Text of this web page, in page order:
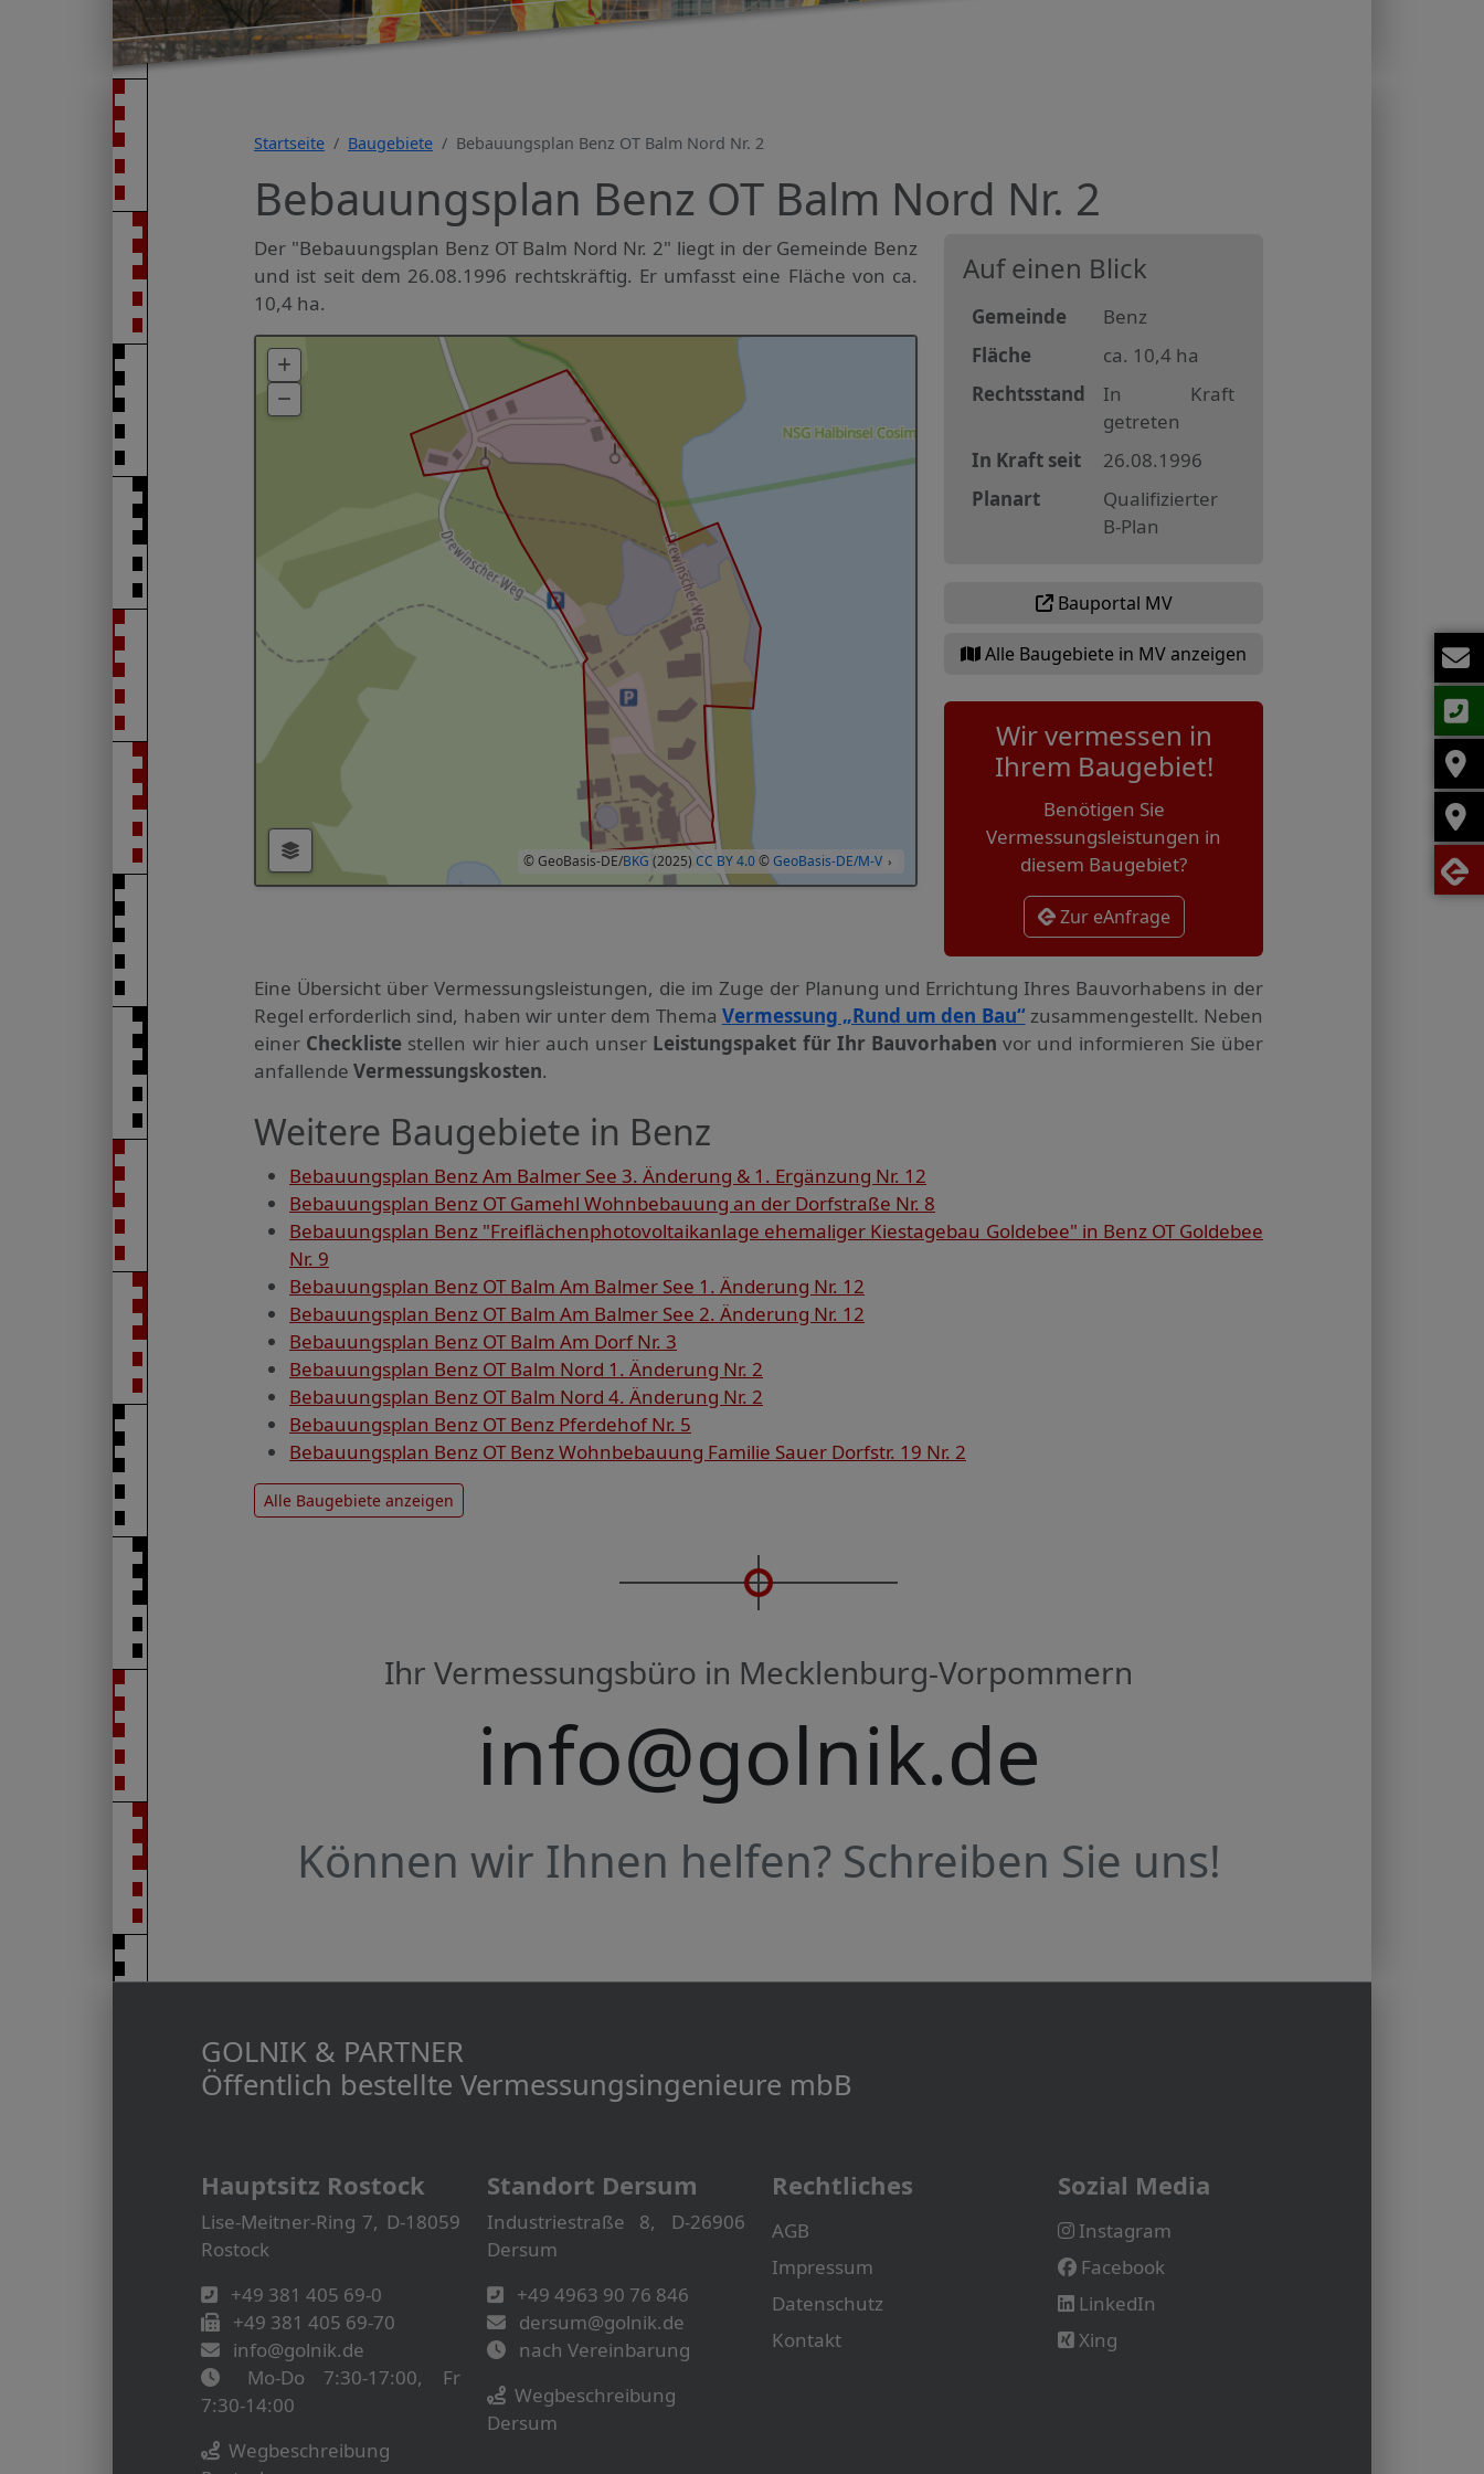
Startseite Baugebiete Bebauungsplan Benz OT Balm Nord Nr. 2
Bebauungsplan Benz OT Balm Nord Nr. 2
Der "Bebauungsplan Benz OT Balm Nord Nr. 2" liegt in der Gemeinde Benz
und ist seit dem 26.08.1996 rechtskräftig. Er umfasst eine Fläche von ca.
10,4 ha.
›
© GeoBasis-DE/BKG (2025) CC BY 4.0 ©GeoBasis-DE/M-V
Auf einen Blick
Gemeinde
Benz
Fläche
ca. 10,4 ha
Rechtsstand
In Kraft
getreten
In Kraft seit
26.08.1996
Planart
Qualifizierter
B-Plan
Bauportal MV
Alle Baugebiete in MV anzeigen
Wir vermessen in
Ihrem Baugebiet!
Benötigen Sie
Vermessungsleistungen in
diesem Baugebiet?
Zur eAnfrage
Eine Übersicht über Vermessungs­leistungen, die im Zuge der Planung und Errichtung Ihres Bauvorhabens in der
Regel erforderlich sind, haben wir unter dem Thema Vermessung „Rund um den Bau“zusammengestellt. Neben
einer Checkliste stellen wir hier auch unser Leistungspaket für Ihr Bauvorhaben vor und informieren Sie über
anfallende Vermessungskosten.
Weitere Baugebiete in Benz
Bebauungsplan Benz Am Balmer See 3. Änderung & 1. Ergänzung Nr. 12
Bebauungsplan Benz OT Gamehl Wohnbebauung an der Dorfstraße Nr. 8
Bebauungsplan Benz "Freiflächenphotovoltaikanlage ehemaliger Kiestagebau Goldebee" in Benz OT Goldebee
Nr. 9
Bebauungsplan Benz OT Balm Am Balmer See 1. Änderung Nr. 12
Bebauungsplan Benz OT Balm Am Balmer See 2. Änderung Nr. 12
Bebauungsplan Benz OT Balm Am Dorf Nr. 3
Bebauungsplan Benz OT Balm Nord 1. Änderung Nr. 2
Bebauungsplan Benz OT Balm Nord 4. Änderung Nr. 2
Bebauungsplan Benz OT Benz Pferdehof Nr. 5
Bebauungsplan Benz OT Benz Wohnbebauung Familie Sauer Dorfstr. 19 Nr. 2
Alle Baugebiete anzeigen
Ihr Vermessungsbüro in Mecklenburg-Vorpommern
info@golnik.de
Können wir Ihnen helfen? Schreiben Sie uns!
GOLNIK & PARTNER
Öffentlich bestellte Vermessungs­­ingenieure mbB
Hauptsitz Rostock
Lise-Meitner-Ring 7, D-18059
Rostock
+49 381 405 69-0
+49 381 405 69-70
info@golnik.de
Mo-Do 7:30-17:00, Fr
7:30-14:00
Wegbeschreibung
Standort Dersum
Industriestraße 8, D-26906
Dersum
+49 4963 90 76 846
dersum@golnik.de
nach Vereinbarung
Wegbeschreibung
Dersum
Rechtliches
AGB
Impressum
Datenschutz
Kontakt
Sozial Media
Instagram
Facebook
LinkedIn
Xing